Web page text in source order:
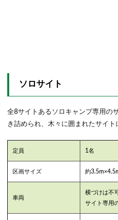
ソロサイト
全8サイトあるソロキャンプ専用の
き詰められ、木々に囲まれたサイト
定員 1名
区画サイズ 約
車両
横づけは不
サイト専用